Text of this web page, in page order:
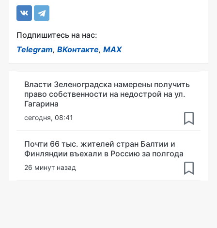
Подпишитесь на нас:
Telegram, ВКонтакте, MAX
Власти Зеленоградска намерены получить
право собственности на недострой на ул.
Гагарина
сегодня, 08:41
Почти 66 тыс. жителей стран Балтии и
Финляндии въехали в Россию за полгода
26 минут назад